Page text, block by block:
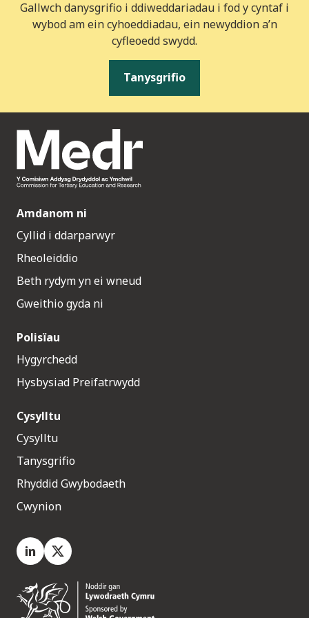
Gallwch danysgrifio i ddiweddariadau i fod y cyntaf i
wybod am ein cyhoeddiadau, ein newyddion a’n
cyfleoedd swydd.
Tanysgrifio
Amdanom ni
Cyllid i ddarparwyr
Rheoleiddio
Beth rydym yn ei wneud
Gweithio gyda ni
Polisïau
Hygyrchedd
Hysbysiad Preifatrwydd
Cysylltu
Cysylltu
Tanysgrifio
Rhyddid Gwybodaeth
Cwynion
LinkedIn
X.com